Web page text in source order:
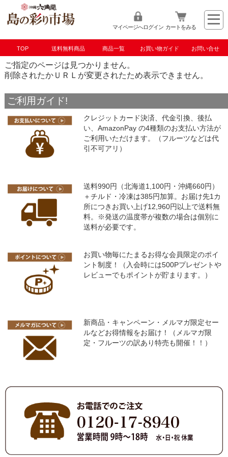
マイページへログイン カートをみる
TOP 送料無料商品 商品一覧 お買い物ガイド お問い合せ
ご指定のページは見つかりません。
削除されたかＵＲＬが変更されたため表示できません。
ご利用ガイド!
クレジットカード決済、代金引換、後払
い、AmazonPay の4種類のお支払い方法が
ご利用いただけます。（フルーツなどは代
引不可アリ）
送料990円（北海道1,100円・沖縄660円）
＋チルド・冷凍は385円加算。お届け先1カ
所につきお買い上げ12,960円以上で送料無
料。※発送の温度帯が複数の場合は個別に
送料が必要です。
お買い物毎にたまるお得な会員限定のポイ
ント制度！（入会時には500Pプレゼントや
レビューでもポイントが貯まります。）
新商品・キャンペーン・メルマガ限定セー
ルなどお得情報をお届け！（メルマガ限
定・フルーツの訳あり特売も開催！！）